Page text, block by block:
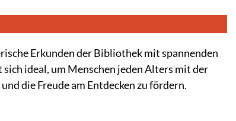
Erkunden der Bibliothek mit spannenden
ideal, um Menschen jeden Alters mit der
die Freude am Entdecken zu fördern.